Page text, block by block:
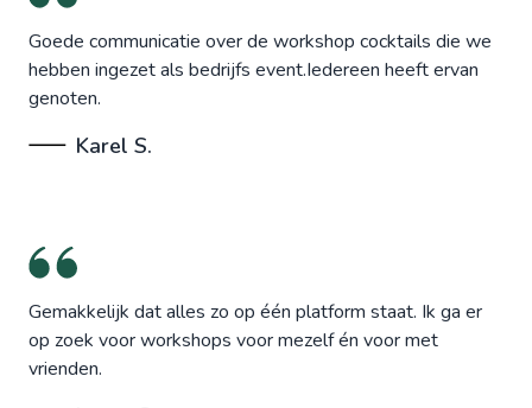
Goede communicatie over de workshop cocktails die we
hebben ingezet als bedrijfs event.Iedereen heeft ervan
genoten.
Karel S.
Gemakkelijk dat alles zo op één platform staat. Ik ga er
op zoek voor workshops voor mezelf én voor met
vrienden.